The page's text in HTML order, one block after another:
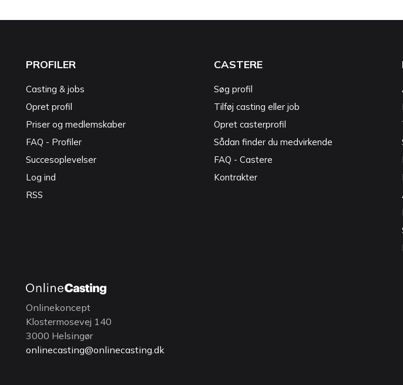
PROFILER
Casting & jobs
Opret profil
Priser og medlemskaber
FAQ - Profiler
Succesoplevelser
Log ind
RSS
CASTERE
Søg profil
Tilføj casting eller job
Opret casterprofil
Sådan finder du medvirkende
FAQ - Castere
Kontrakter
Onlinekoncept
Klostermosevej 140
3000 Helsingør
onlinecasting@onlinecasting.dk